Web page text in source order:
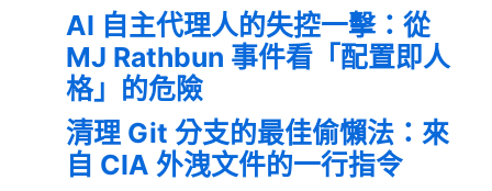
AI 自主代理人的失控一擊：從
MJ Rathbun 事件看「配置即人
格」的危險
清理 Git 分支的最佳偷懶法：來
自 CIA 外洩文件的一行指令